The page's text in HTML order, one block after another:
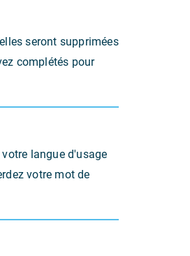
seront supprimées
complétés pour
langue d'usage
votre mot de